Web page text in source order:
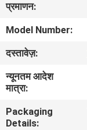
बारे
में
कारखाने
का
दौरा
प्रमाणन:
Model Number:
दस्तावेज़:
न्यूनतम आदेश
मात्रा:
Packaging
Details: